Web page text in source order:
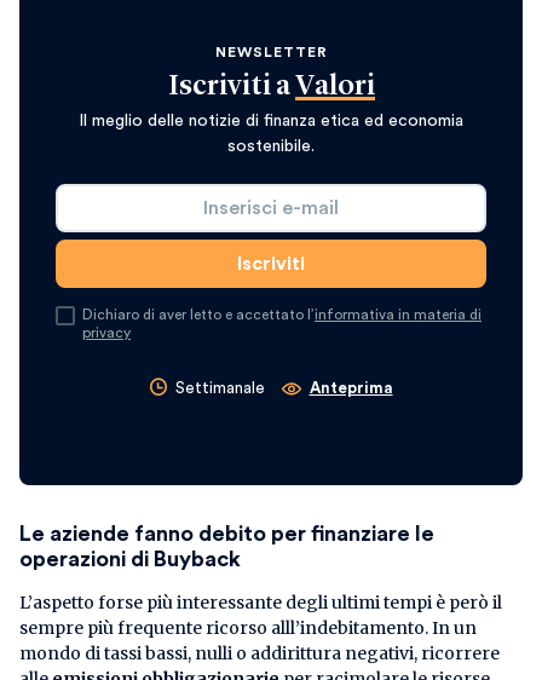
NEWSLETTER
Iscriviti a Valori
Il meglio delle notizie di finanza etica ed economia
sostenibile.
Dichiaro di aver letto e accettato l’informativa in materia di
privacy
Settimanale Anteprima
Le aziende fanno debito per finanziare le
operazioni di Buyback
L’aspetto forse più interessante degli ultimi tempi è però il
sempre più frequente ricorso alll’indebitamento. In un
mondo di tassi bassi, nulli o addirittura negativi, ricorrere